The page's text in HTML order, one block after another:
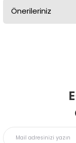
Önerileriniz
Görüş ve önerileriniz
Ürün resmi
Ürün bilgilerinde